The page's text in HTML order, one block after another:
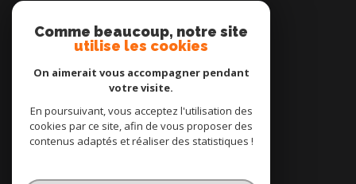
© 2026 | Tous droits réservés
Comme beaucoup, notre site
utilise les cookies
On aimerait vous accompagner pendant
votre visite.
En poursuivant, vous acceptez l'utilisation des
cookies par ce site, afin de vous proposer des
contenus adaptés et réaliser des statistiques !